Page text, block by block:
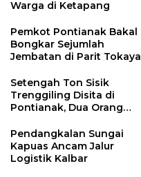
Warga di Ketapang
Pemkot Pontianak Bakal
Bongkar Sejumlah
Jembatan di Parit Tokaya
Setengah Ton Sisik
Trenggiling Disita di
Pontianak, Dua Orang
Pendangkalan Sungai
Kapuas Ancam Jalur
Logistik Kalbar